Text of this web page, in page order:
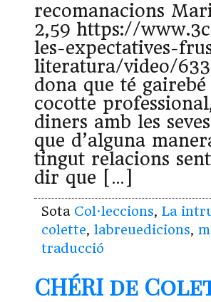
recomanacions
2,59 https://
les-expectatives-
literatura/video/
dona que té
cocotte
diners amb les
que d’alguna
tingut relacions
dir que […]
Sota Col·leccions, La
colette, labreuedicions,
traducció
CHÉRI de